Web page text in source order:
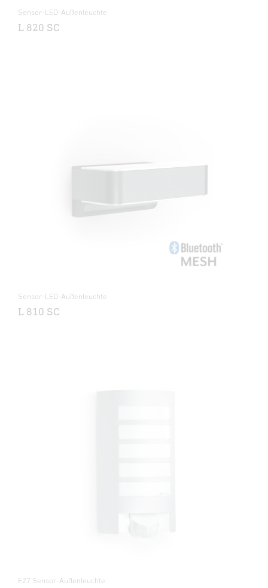
Sensor-LED-Außenleuchte
L 820 SC
Sensor-LED-Außenleuchte
L 810 SC
E27 Sensor-Außenleuchte